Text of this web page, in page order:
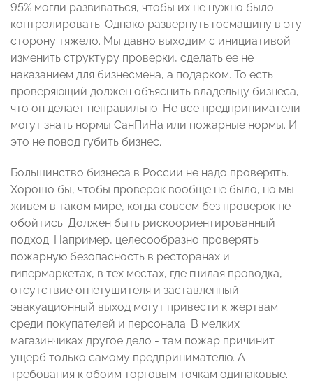
95% могли развиваться, чтобы их не нужно было
контролировать. Однако развернуть госмашину в эту
сторону тяжело. Мы давно выходим с инициативой
изменить структуру проверки, сделать ее не
наказанием для бизнесмена, а подарком. То есть
проверяющий должен объяснить владельцу бизнеса,
что он делает неправильно. Не все предприниматели
могут знать нормы СанПиНа или пожарные нормы. И
это не повод губить бизнес.
Большинство бизнеса в России не надо проверять.
Хорошо бы, чтобы проверок вообще не было, но мы
живем в таком мире, когда совсем без проверок не
обойтись. Должен быть рискоориентированный
подход. Например, целесообразно проверять
пожарную безопасность в ресторанах и
гипермаркетах, в тех местах, где гнилая проводка,
отсутствие огнетушителя и заставленный
эвакуационный выход могут привести к жертвам
среди покупателей и персонала. В мелких
магазинчиках другое дело - там пожар причинит
ущерб только самому предпринимателю. А
требования к обоим торговым точкам одинаковые.